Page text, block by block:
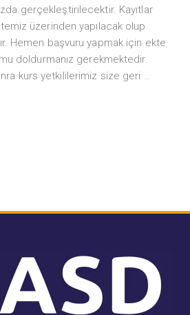
gerçekleştirilecektir. Kayıtlar
üzerinden yapılacak olup
Hemen başvuru yapmak için ekte
doldurmanız gerekmektedir.
kurs yetkililerimiz size geri …